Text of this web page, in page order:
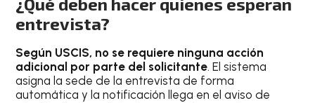
entrevista?
Según USCIS, no se requiere ninguna acción
adicional por parte del solicitante. El sistema
asigna la sede de la entrevista de forma
automática y la notificación llega en el aviso de